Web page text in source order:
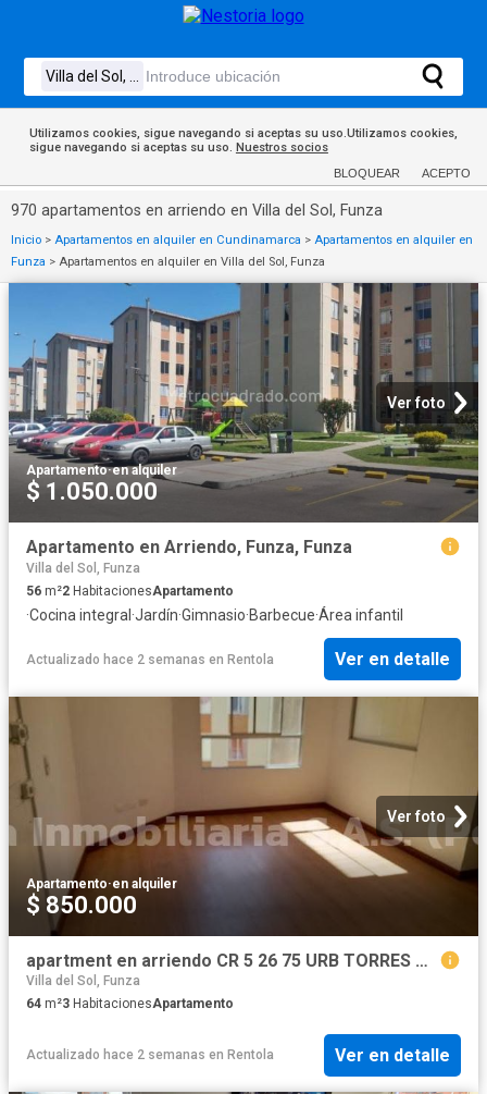
Utilizamos cookies, sigue navegando si aceptas su uso.Utilizamos cookies,
sigue navegando si aceptas su uso. Nuestros socios
BLOQUEAR ACEPTO
970 apartamentos en arriendo en Villa del Sol, Funza
Inicio > Apartamentos en alquiler en Cundinamarca > Apartamentos en alquiler en
Funza > Apartamentos en alquiler en Villa del Sol, Funza
Ver foto
Apartamento·en alquiler
$ 1.050.000
Apartamento en Arriendo, Funza, Funza
Villa del Sol, Funza
56 m²2 HabitacionesApartamento
·Cocina integral ·Jardín·Gimnasio·Barbecue·Área infantil
Actualizado hace 2 semanas en Rentola Ver en detalle
Ver foto
Apartamento·en alquiler
$ 850.000
apartment en arriendo CR 5 26 75 URB TORRES DE ZUAME PINARES AP 301
Villa del Sol, Funza
64 m²3 HabitacionesApartamento
Actualizado hace 2 semanas en Rentola Ver en detalle